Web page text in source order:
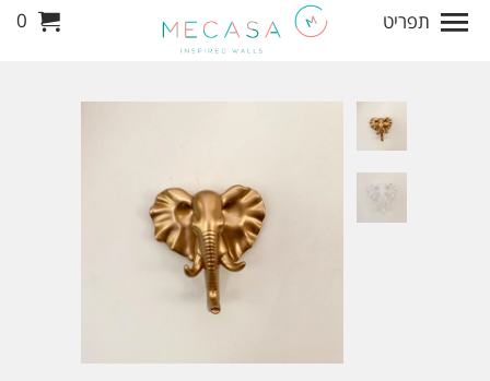
0 תפריט